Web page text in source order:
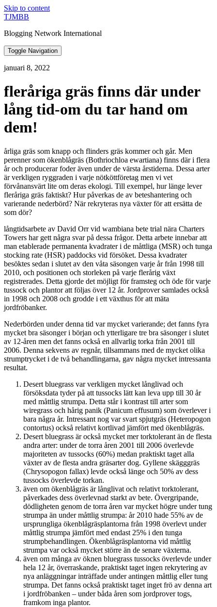
Skip to content
TJMBB
Blogging Network International
Toggle Navigation
januari 8, 2022
fleråriga gräs finns där under
lång tid-om du tar hand om
dem!
årliga gräs som knapp och flinders gräs kommer och går. Men
perenner som ökenblågräs (Bothriochloa ewartiana) finns där i flera
år och producerar foder även under de värsta årstiderna. Dessa arter
är verkligen ryggraden i varje nötköttföretag men vi vet
förvånansvärt lite om deras ekologi. Till exempel, hur länge lever
fleråriga gräs faktiskt? Hur påverkas de av beteshantering och
varierande nederbörd? När rekryteras nya växter för att ersätta de
som dör?
långtidsarbete av David Orr vid wambiana bete trial nära Charters
Towers har gett några svar på dessa frågor. Detta arbete innebar att
man etablerade permanenta kvadrater i de måttliga (MSR) och tunga
stocking rate (HSR) paddocks vid försöket. Dessa kvadrater
besöktes sedan i slutet av den våta säsongen varje år från 1998 till
2010, och positionen och storleken på varje flerårig växt
registrerades. Detta gjorde det möjligt för framsteg och öde för varje
tussock och plantor att följas över 12 år. Jordprover samlades också
in 1998 och 2008 och grodde i ett växthus för att mäta
jordfröbanker.
Nederbörden under denna tid var mycket varierande; det fanns fyra
mycket bra säsonger i början och ytterligare tre bra säsonger i slutet
av 12-åren men det fanns också en allvarlig torka från 2001 till
2006. Denna sekvens av regnår, tillsammans med de mycket olika
strumptrycket i de två behandlingarna, gav några mycket intressanta
resultat.
Desert bluegrass var verkligen mycket långlivad och
försöksdata tyder på att tussocks lätt kan leva upp till 30 år
med måttlig strumpa. Detta står i kontrast till arter som
wiregrass och hårig panik (Panicum effusum) som överlever i
bara några år. Intressant nog var svart spjutgräs (Heteropogon
contortus) också relativt kortlivad jämfört med ökenblågräs.
Desert bluegrass är också mycket mer torktolerant än de flesta
andra arter: under de torra åren 2001 till 2006 överlevde
majoriteten av tussocks (60%) medan praktiskt taget alla
växter av de flesta andra gräsarter dog. Gyllene skägggräs
(Chrysopogon fallax) levde också länge och 50% av dess
tussocks överlevde torkan.
även om ökenblågräs är långlivat och relativt torktolerant,
påverkades dess överlevnad starkt av bete. Övergripande,
dödligheten genom de torra åren var mycket högre under tung
strumpa än under måttlig strumpa: år 2010 hade 55% av de
ursprungliga ökenblågräsplantorna från 1998 överlevt under
måttlig strumpa jämfört med endast 25% i den tunga
strumpbehandlingen. Ökenblågräsplantorna vid måttlig
strumpa var också mycket större än de senare växterna.
även om många av öknen bluegrass tussocks överlevde under
hela 12 år, överraskande, praktiskt taget ingen rekrytering av
nya anläggningar inträffade under antingen måttlig eller tung
strumpa. Det fanns också praktiskt taget inget frö av denna art
i jordfröbanken – under båda åren som jordprover togs,
framkom inga plantor.